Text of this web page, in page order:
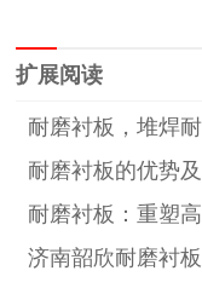
扩展阅读
耐磨衬板，堆焊
耐磨衬板的优势
耐磨衬板：重塑
济南韶欣耐磨衬